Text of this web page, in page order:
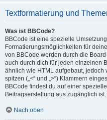
Textformatierung und
Was ist BBCode?
BBCode ist eine spezielle
Formatierungsmöglichkeiten für
von BBCode werden durch die
auch durch dich für jeden einzelnen
ähnlich wie HTML aufgebaut, jedoch
spitzen („<“ und „>“) Klammern
BBCode findest du auf einer
Beitragserstellung aus zugänglich ist.
Nach oben